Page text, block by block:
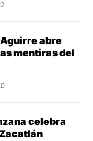
abre
mentiras del
celebra